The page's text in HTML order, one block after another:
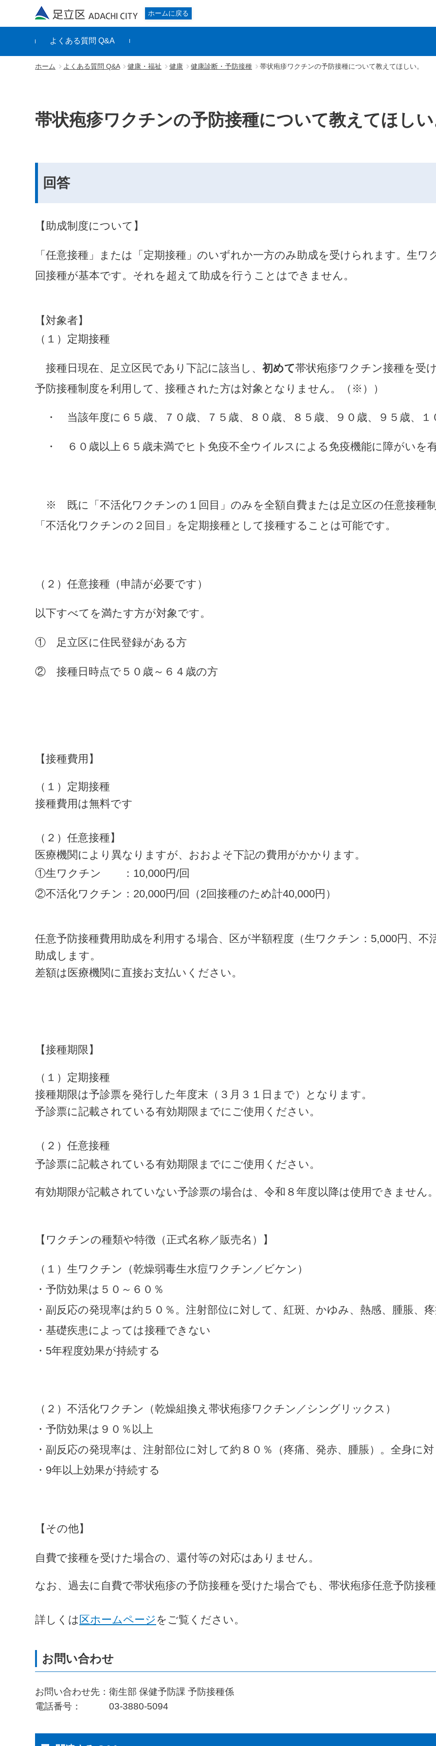
足立区
ホームに戻る
よくある質問 Q&A
ホーム よくある質問 Q&A 健康・福祉 健康 健康診断・予防接種 帯状疱疹ワクチンの予防接種について教えてほしい。
帯状疱疹ワクチンの予防接種について教えてほし
回答
【助成制度について】
「任意接種」または「定期接種」のいずれか一方のみ助成を受けられます。 生ワ
回接種が基本です。それを超えて助成を行うことはできません。
【対象者】
（１）定期接種
接種日現在、足立区民であり下記に該当し、 初めて帯状疱疹ワクチン接種を受
予防接種制度を利用して、接種された方は対象となりません。（※））
・　当該年度に６５歳、７０歳、７５歳、８０歳、８５歳、９０歳、９５歳、１
・　６０歳以上６５歳未満でヒト免疫不全ウイルスによる免疫機能に障がいを
※　既に「不活化ワクチンの１回目」のみを全額自費または足立区の任意接種
「不活化ワクチンの２回目」を定期接種として接種することは可能です。
（２）任意接種（申請が必要です）
以下すべてを満たす方が対象です。
①　足立区に住民登録がある方
②　接種日時点で５０歳～６４歳の方
【接種費用】
（１）定期接種
接種費用は無料です
（２）任意接種】
医療機関により異なりますが、おおよそ下記の費用がかかります。
①生ワクチン　　：10,000円/回
②不活化ワクチン：20,000円/回（2回接種のため計40,000円）
任意予防接種費用助成を利用する場合、区が半額程度（生ワクチン：5,000円、
助成します。
差額は医療機関に直接お支払いください。
【接種期限】
（１）定期接種
接種期限は予診票を発行した年度末（３月３１日まで）となります。
予診票に記載されている有効期限までにご使用ください。
（２）任意接種
予診票に記載されている有効期限までにご使用ください。
有効期限が記載されていない予診票の場合は、令和８年度以降は使用できません
【ワクチンの種類や特徴（正式名称／販売名）】
（１）生ワクチン（乾燥弱毒生水痘ワクチン／ビケン）
・予防効果は５０～６０％
・副反応の発現率は約５０％。注射部位に対して、紅斑、かゆみ、熱感、腫脹、
・基礎疾患によっては接種できない
・5年程度効果が持続する
（２）不活化ワクチン（乾燥組換え帯状疱疹ワクチン／シングリックス）
・予防効果は９０％以上
・副反応の発現率は、注射部位に対して約８０％（疼痛、発赤、腫脹）。全身に
・9年以上効果が持続する
【その他】
自費で接種を受けた場合の、還付等の対応はありません。
なお、過去に自費で帯状疱疹の予防接種を受けた場合でも、帯状疱疹任意予防接
詳しくは 区ホームページをご覧ください。
お問い合わせ先：衛生部 保健予防課 予防接種係
電話番号： 03-3880-5094